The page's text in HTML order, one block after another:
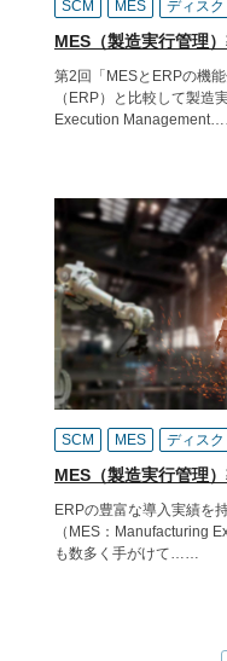
SCM MES ディスク
MES（製造実行管理
第2回「MESとERPの機
（ERP）と比較して製造
Execution
SCM MES ディスク
MES（製造実行管理
ERPの豊富な導入実績を
（MES：Manufacturing
も数多く手がけて……